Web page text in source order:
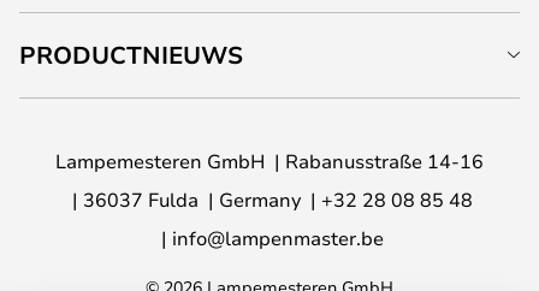
PRODUCTNIEUWS
Lampemesteren GmbH
Rabanusstraße 14-16
36037 Fulda
Germany
+32 28 08 85 48
info@lampenmaster.be